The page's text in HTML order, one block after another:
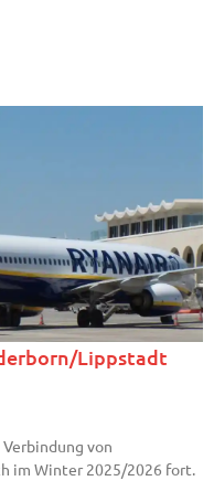
Lippstadt
von
im Winter 2025/2026 fort.